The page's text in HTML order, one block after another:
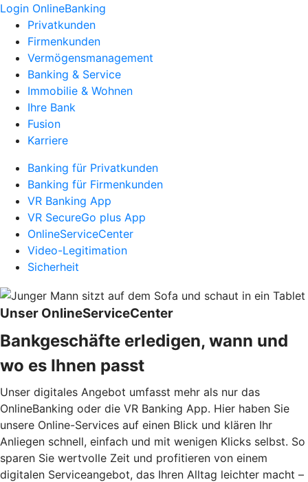
Login OnlineBanking
Privatkunden
Firmenkunden
Vermögensmanagement
Banking & Service
Immobilie & Wohnen
Ihre Bank
Fusion
Karriere
Banking für Privatkunden
Banking für Firmenkunden
VR Banking App
VR SecureGo plus App
OnlineServiceCenter
Video-Legitimation
Sicherheit
Unser OnlineServiceCenter
Bankgeschäfte erledigen, wann und
wo es Ihnen passt
Unser digitales Angebot umfasst mehr als nur das
OnlineBanking oder die VR Banking App. Hier haben Sie
unsere Online-Services auf einen Blick und klären Ihr
Anliegen schnell, einfach und mit wenigen Klicks selbst. So
sparen Sie wertvolle Zeit und profitieren von einem
digitalen Serviceangebot, das Ihren Alltag leichter macht –